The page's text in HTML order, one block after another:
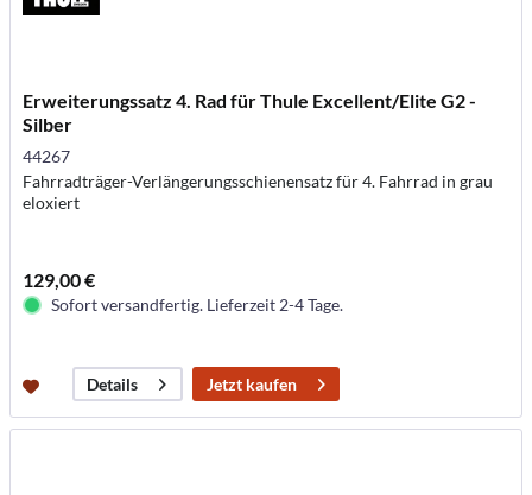
Erweiterungssatz 4. Rad für Thule Excellent/Elite G2 -
Silber
44267
Fahrradträger-Verlängerungsschienensatz für 4. Fahrrad in grau
eloxiert
129,00 €
Sofort versandfertig. Lieferzeit 2-4 Tage.
Details Jetzt kaufen